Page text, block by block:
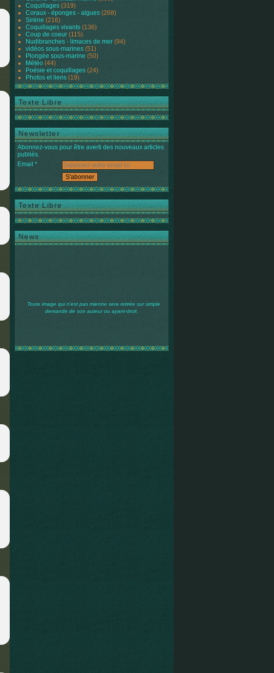
Coquillages (319)
Coraux - éponges - algues (268)
Sirène (216)
Coquillages vivants (136)
Coup de coeur (115)
Nudibranches - limaces de mer (94)
vidéos sous-marines (51)
Plongée sous-marine (50)
Météo (44)
Poésie et coquillages (24)
Photos et liens (19)
Texte Libre
Newsletter
Abonnez-vous pour être averti des nouveaux articles
publiés.
Email
Texte Libre
News
Toute image qui n'est pas mienne sera retirée sur simple
demande de son auteur ou ayant-droit.